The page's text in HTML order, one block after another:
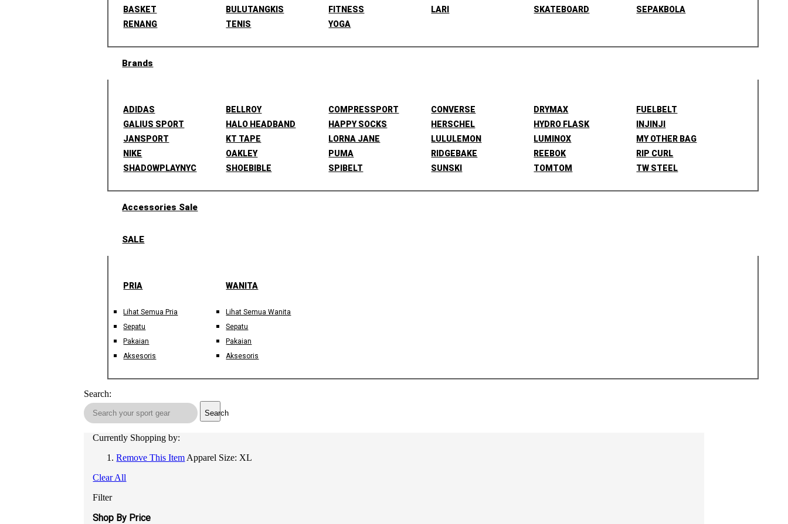
BASKET BULUTANGKIS FITNESS LARI SKATEBOARD
SEPAKBOLA
RENANG
TENIS YOGA
Brands
ADIDAS BELLROY COMPRESSPORT CONVERSE DRYMAX
FUELBELT
GALIUS SPORT
HALO HEADBAND HAPPY SOCKS HERSCHEL HYDRO FLASK
INJINJI
JANSPORT
KT TAPE LORNA JANE LULULEMON LUMINOX
MY OTHER BAG
NIKE
OAKLEY PUMA RIDGEBAKE REEBOK
RIP CURL
SHADOWPLAYNYC
SHOEBIBLE SPIBELT SUNSKI TOMTOM TW STEEL
Accessories Sale
SALE
PRIA
Lihat Semua Pria
Sepatu
Pakaian
Aksesoris
WANITA
Lihat Semua Wanita
Sepatu
Pakaian
Aksesoris
Search:
Search
Currently Shopping by:
Remove This Item Apparel Size: XL
Clear All
Filter
Shop By Price